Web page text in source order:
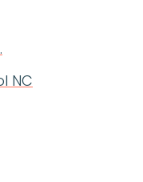
NC